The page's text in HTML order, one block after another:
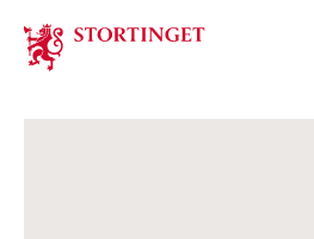
Stortinget.no